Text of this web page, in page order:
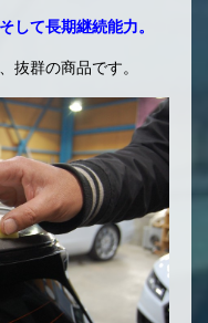
して長期継続能力。
抜群の商品です。